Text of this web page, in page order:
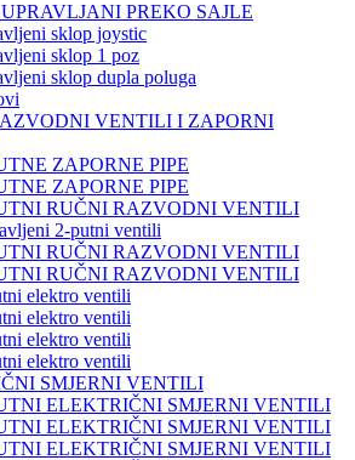
PREKO SAJLE
sklop joystic
sklop 1 poz
sklop dupla poluga
VENTILI I ZAPORNI
ZAPORNE PIPE
ZAPORNE PIPE
RUČNI RAZVODNI VENTILI
2-putni ventili
RUČNI RAZVODNI VENTILI
RUČNI RAZVODNI VENTILI
elektro ventili
elektro ventili
elektro ventili
elektro ventili
SMJERNI VENTILI
ELEKTRIČNI SMJERNI VENTILI
ELEKTRIČNI SMJERNI VENTILI
ELEKTRIČNI SMJERNI VENTILI